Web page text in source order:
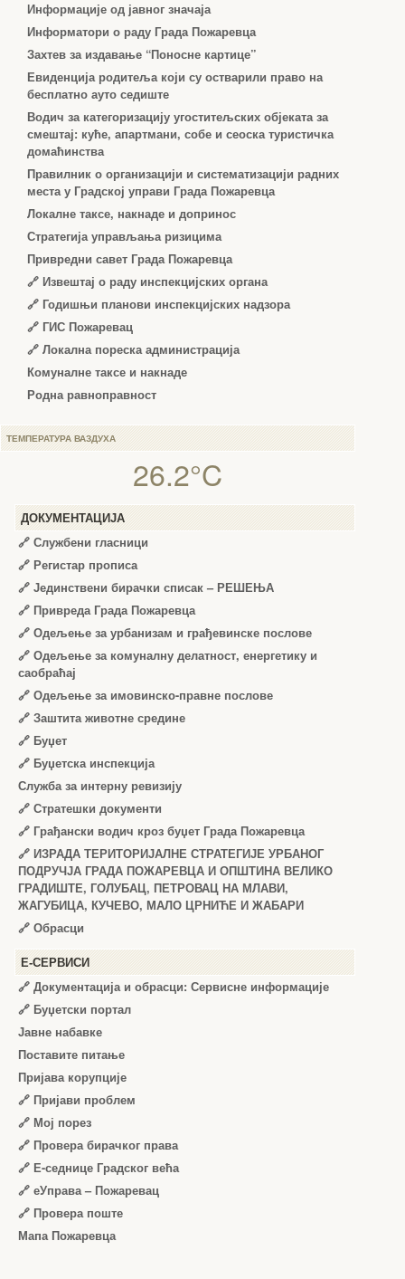
Информације од јавног значаја
Информатори о раду Града Пожаревца
Захтев за издавање “Поносне картице”
Евиденција родитеља који су остварили право на
бесплатно ауто седиште
Водич за категоризацију угоститељских објеката за
смештај: куће, апартмани, собе и сеоска туристичка
домаћинства
Правилник о организацији и систематизацији радних
места у Градској управи Града Пожаревца
Локалне таксе, накнаде и допринос
Стратегија управљања ризицима
Привредни савет Града Пожаревца
🔗 Извештај о раду инспекцијских органа
🔗 Годишњи планови инспекцијских надзора
🔗 ГИС Пожаревац
🔗 Локална пореска администрација
Комуналне таксе и накнаде
Родна равноправност
ТЕМПЕРАТУРА ВАЗДУХА
26.2°C
ДОКУМЕНТАЦИЈА
🔗 Службени гласници
🔗 Регистар прописа
🔗 Јединствени бирачки списак – РЕШЕЊА
🔗 Привреда Града Пожаревца
🔗 Одељење за урбанизам и грађевинске послове
🔗 Одељење за комуналну делатност, енергетику и
саобраћај
🔗 Одељење за имовинско-правне послове
🔗 Заштита животне средине
🔗 Буџет
🔗 Буџетска инспекција
Служба за интерну ревизију
🔗 Стратешки документи
🔗 Грађански водич кроз буџет Града Пожаревца
🔗 ИЗРАДА ТЕРИТОРИЈАЛНЕ СТРАТЕГИЈЕ УРБАНОГ
ПОДРУЧЈА ГРАДА ПОЖАРЕВЦА И ОПШТИНА ВЕЛИКО
ГРАДИШТЕ, ГОЛУБАЦ, ПЕТРОВАЦ НА МЛАВИ,
ЖАГУБИЦА, КУЧЕВО, МАЛО ЦРНИЋЕ И ЖАБАРИ
🔗 Обрасци
Е-СЕРВИСИ
🔗 Документација и обрасци: Сервисне информације
🔗 Буџетски портал
Јавне набавке
Поставите питање
Пријава корупције
🔗 Пријави проблем
🔗 Мој порез
🔗 Провера бирачког права
🔗 Е-седнице Градског већа
🔗 еУправа – Пожаревац
🔗 Провера поште
Мапа Пожаревца